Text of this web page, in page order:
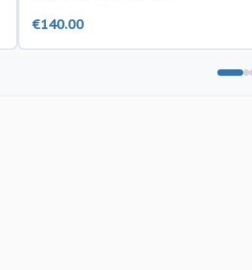
€140.00